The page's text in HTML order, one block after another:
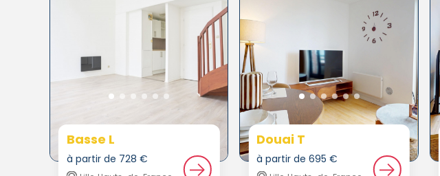
Basse L
à partir de 728 €
Douai T
à partir de 695 €